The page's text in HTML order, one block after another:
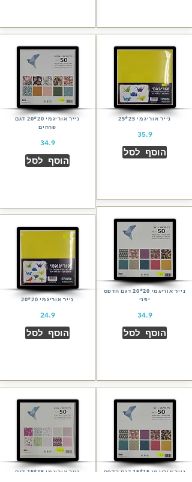
נייר אוריגמי 25*25
35.9
הוסף לסל
נייר אוריגמי 20*20 דגם הדפס
יפני
34.9
הוסף לסל
נייר אוריגמי 15*15 דגם הדפס
נייר אוריגמי 20*20 דגם
פרחים
34.9
הוסף לסל
נייר אוריגמי 20*20
24.9
הוסף לסל
נייר אוריגמי 15*15 דגם